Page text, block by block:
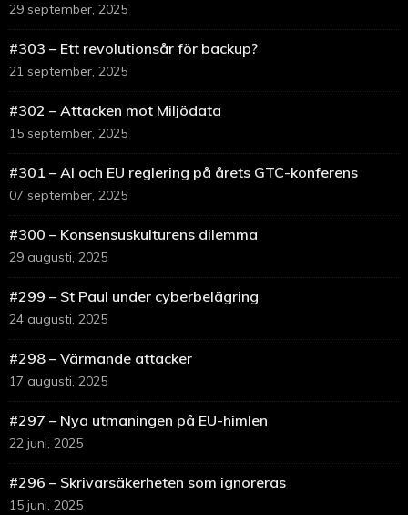
29 september, 2025
#303 – Ett revolutionsår för backup?
21 september, 2025
#302 – Attacken mot Miljödata
15 september, 2025
#301 – AI och EU reglering på årets GTC-konferens
07 september, 2025
#300 – Konsensuskulturens dilemma
29 augusti, 2025
#299 – St Paul under cyberbelägring
24 augusti, 2025
#298 – Värmande attacker
17 augusti, 2025
#297 – Nya utmaningen på EU-himlen
22 juni, 2025
#296 – Skrivarsäkerheten som ignoreras
15 juni, 2025